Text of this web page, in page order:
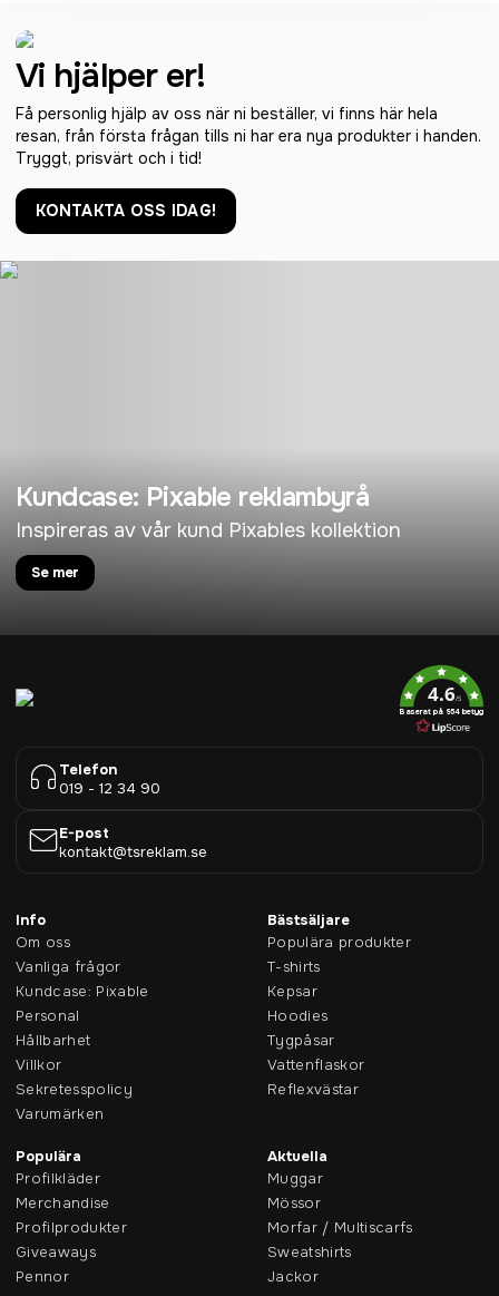
Vi hjälper er!
Få personlig hjälp av oss när ni beställer, vi finns här hela
resan, från första frågan tills ni har era nya produkter i handen.
Tryggt, prisvärt och i tid!
KONTAKTA OSS IDAG!
Kundcase: Pixable reklambyrå
Inspireras av vår kund Pixables kollektion
Se mer
4.6/5
Baserat på 954 betyg
Telefon
019 - 12 34 90
E-post
kontakt@tsreklam.se
Info
Om oss
Vanliga frågor
Kundcase: Pixable
Personal
Hållbarhet
Villkor
Sekretesspolicy
Varumärken
Bästsäljare
Populära produkter
T-shirts
Kepsar
Hoodies
Tygpåsar
Vattenflaskor
Reflexvästar
Populära
Profilkläder
Merchandise
Profilprodukter
Giveaways
Pennor
Aktuella
Muggar
Mössor
Morfar / Multiscarfs
Sweatshirts
Jackor